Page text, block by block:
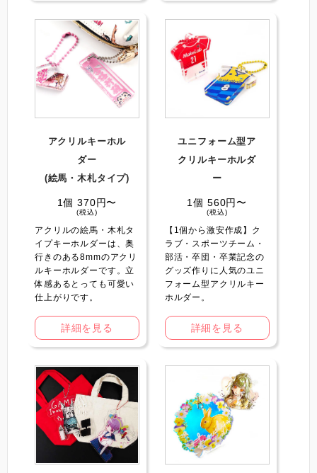
アクリルキーホル
ダー
(絵馬・木札タイプ)
1個 370円〜
(税込)
アクリルの絵馬・木札タ
イプキーホルダーは、奥
行きのある8mmのアクリ
ルキーホルダーです。立
体感あるとっても可愛い
仕上がりです。
詳細を見る
ユニフォーム型ア
クリルキーホルダ
ー
1個 560円〜
(税込)
【1個から激安作成】ク
ラブ・スポーツチーム・
部活・卒団・卒業記念の
グッズ作りに人気のユニ
フォーム型アクリルキー
ホルダー。
詳細を見る